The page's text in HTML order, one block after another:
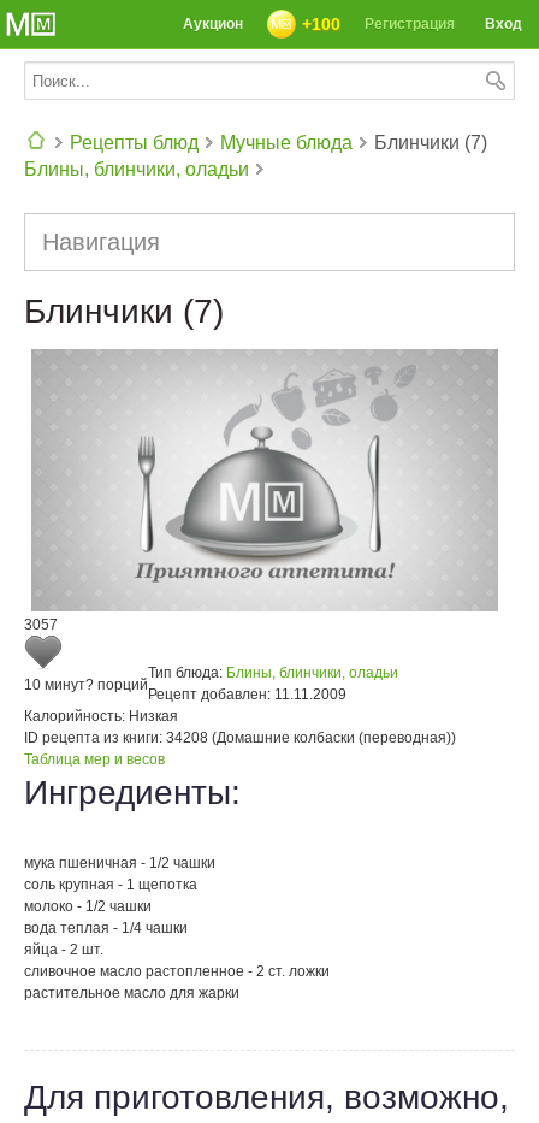
Вход
Регистрация
+100
Аукцион
Рецепты блюд
Мучные блюда
Блины, блинчики, оладьи
Блинчики (7)
Навигация
Блинчики (7)
3057
10 минут? порций
Тип блюда: Блины, блинчики, оладьи
Рецепт добавлен: 11.11.2009
Калорийность: Низкая
ID рецепта из книги: 34208 (Домашние колбаски (переводная))
Таблица мер и весов
Ингредиенты:
мука пшеничная - 1/2 чашки
соль крупная - 1 щепотка
молоко - 1/2 чашки
вода теплая - 1/4 чашки
яйца - 2 шт.
сливочное масло растопленное - 2 ст. ложки
растительное масло для жарки
Для приготовления, возможно,